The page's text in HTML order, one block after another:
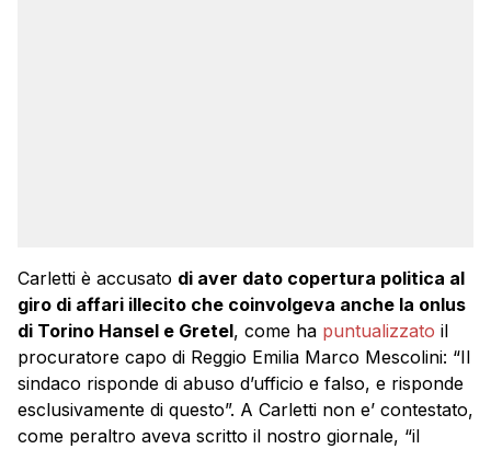
Carletti è accusato di aver dato copertura politica al
giro di affari illecito che coinvolgeva anche la onlus
di Torino Hansel e Gretel, come ha puntualizzato il
procuratore capo di Reggio Emilia Marco Mescolini: “Il
sindaco risponde di abuso d’ufficio e falso, e risponde
esclusivamente di questo”. A Carletti non e’ contestato,
come peraltro aveva scritto il nostro giornale, “il